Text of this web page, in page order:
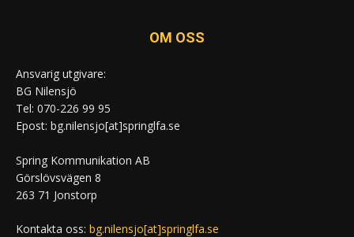
OM OSS
Ansvarig utgivare:
BG Nilensjö
Tel: 070-226 99 95
Epost: bg.nilensjo[at]springlfa.se
Spring Kommunikation AB
Görslövsvägen 8
263 71 Jonstorp
Kontakta oss: bg.nilensjo[at]springlfa.se